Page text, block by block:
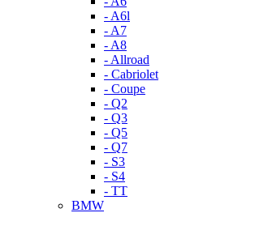
- A6l
- A7
- A8
- Allroad
- Cabriolet
- Coupe
- Q2
- Q3
- Q5
- Q7
- S3
- S4
- TT
BMW